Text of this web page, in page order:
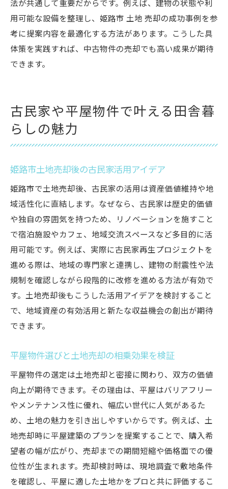
法が共通して重要だからです。例えば、建物の状態や利
用可能な設備を整理し、姫路市 土地 売却の成功事例を参
考に提案内容を最適化する方法があります。こうした具
体策を実践すれば、中古物件の売却でも高い成果が期待
できます。
古民家や平屋物件で叶える田舎暮
らしの魅力
姫路市土地売却後の古民家活用アイデア
姫路市で土地売却後、古民家の活用は資産価値維持や地
域活性化に直結します。なぜなら、古民家は歴史的価値
や独自の雰囲気を持つため、リノベーションを施すこと
で宿泊施設やカフェ、地域交流スペースなど多目的に活
用可能です。例えば、実際に古民家再生プロジェクトを
進める際は、地域の専門家と連携し、建物の耐震性や法
規制を確認しながら段階的に改修を進める方法が有効で
す。土地売却後もこうした活用アイデアを検討すること
で、地域資産の有効活用と新たな収益機会の創出が期待
できます。
平屋物件選びと土地売却の相乗効果を検証
平屋物件の選定は土地売却と密接に関わり、双方の価値
向上が期待できます。その理由は、平屋はバリアフリー
やメンテナンス性に優れ、幅広い世代に人気があるた
め、土地の魅力を引き出しやすいからです。例えば、土
地売却時に平屋建築のプランを提案することで、購入希
望者の幅が広がり、売却までの期間短縮や価格面での優
位性が生まれます。売却検討時は、現地調査で敷地条件
を確認し、平屋に適した土地かをプロと共に評価するこ